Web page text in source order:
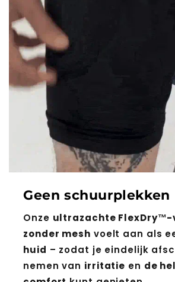
Geen schuurplekken
Onze ultrazachte FlexDry™-
zonder mesh voelt aan als
huid – zodat je eindelijk
nemen van irritatie en de